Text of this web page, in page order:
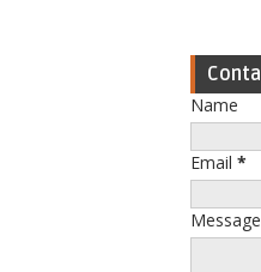
Name
Email *
Message